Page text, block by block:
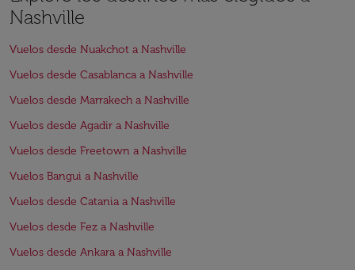
Nashville
Vuelos desde Nuakchot a Nashville
Vuelos desde Casablanca a Nashville
Vuelos desde Marrakech a Nashville
Vuelos desde Agadir a Nashville
Vuelos desde Freetown a Nashville
Vuelos Bangui a Nashville
Vuelos desde Catania a Nashville
Vuelos desde Fez a Nashville
Vuelos desde Ankara a Nashville